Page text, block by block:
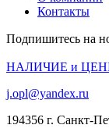
Контакты
Подпишитесь на
НАЛИЧИЕ и ЦЕНЫ
j.opl@yandex.ru
194356 г. Санкт-